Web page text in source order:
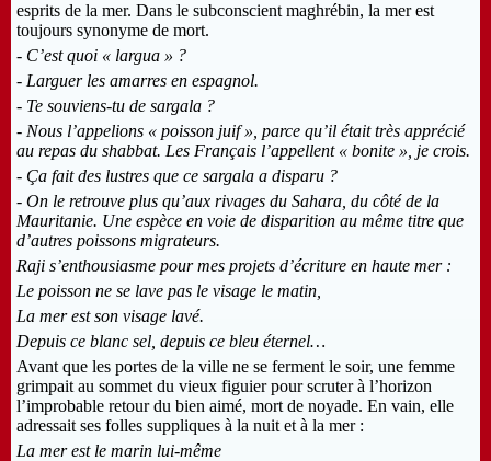
esprits de la mer. Dans le subconscient maghrébin, la mer est
toujours synonyme de mort.
- C’est quoi « largua » ?
- Larguer les amarres en espagnol.
- Te souviens-tu de sargala ?
- Nous l’appelions « poisson juif », parce qu’il était très apprécié
au repas du shabbat. Les Français l’appellent « bonite », je crois.
- Ça fait des lustres que ce sargala a disparu ?
- On le retrouve plus qu’aux rivages du Sahara, du côté de la
Mauritanie. Une espèce en voie de disparition au même titre que
d’autres poissons migrateurs.
Raji s’enthousiasme pour mes projets d’écriture en haute mer :
Le poisson ne se lave pas le visage le matin,
La mer est son visage lavé.
Depuis ce blanc sel, depuis ce bleu éternel…
Avant que les portes de la ville ne se ferment le soir, une femme
grimpait au sommet du vieux figuier pour scruter à l’horizon
l’improbable retour du bien aimé, mort de noyade. En vain, elle
adressait ses folles suppliques à la nuit et à la mer :
La mer est le marin lui-même